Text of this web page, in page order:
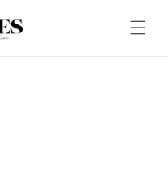
content